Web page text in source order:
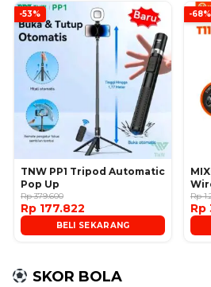
-53%
TNW PP1 Tripod Automatic
Pop Up
Rp 379.600
Rp 177.822
BELI SEKARANG
-68%
Rp
Rp
SKOR BOLA